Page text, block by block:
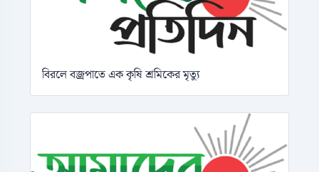
বিরলে বজ্রপাতে এক কৃষি শ্রমিকের মৃত্যু